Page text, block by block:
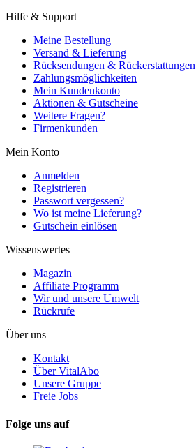
Hilfe & Support
Meine Bestellung
Versand & Lieferung
Rücksendungen & Rückerstattungen
Zahlungsmöglichkeiten
Mein Kundenkonto
Aktionen & Gutscheine
Weitere Fragen?
Firmenkunden
Mein Konto
Anmelden
Registrieren
Passwort vergessen?
Wo ist meine Lieferung?
Gutschein einlösen
Wissenswertes
Magazin
Affiliate Programm
Wir und unsere Umwelt
Rückrufe
Über uns
Kontakt
Über VitalAbo
Unsere Gruppe
Freie Jobs
Folge uns auf